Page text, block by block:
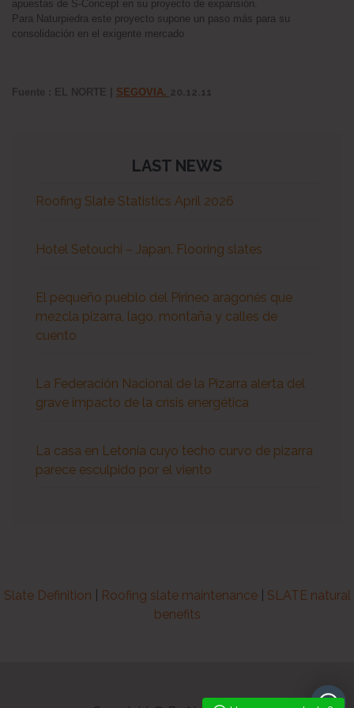
apuestas de S-Concept en su proyecto de expansión.
Para Naturpiedra este proyecto supone un paso más para su
consolidación en el exigente mercado
SEGOVIA.
LAST NEWS
Roofing Slate Statistics April 2026
Hotel Setouchi – Japan. Flooring slates
El pequeño pueblo del Pirineo aragonés que
mezcla pizarra, lago, montaña y calles de
cuento
La Federación Nacional de la Pizarra alerta del
grave impacto de la crisis energética
La casa en Letonia cuyo techo curvo de pizarra
parece esculpido por el viento
Slate Definition Roofing slate maintenance| SLATE natural
benefits